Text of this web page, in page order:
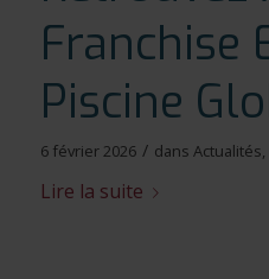
Franchise
Piscine
6 février 2026 / dans Actualités,
Lire la suite